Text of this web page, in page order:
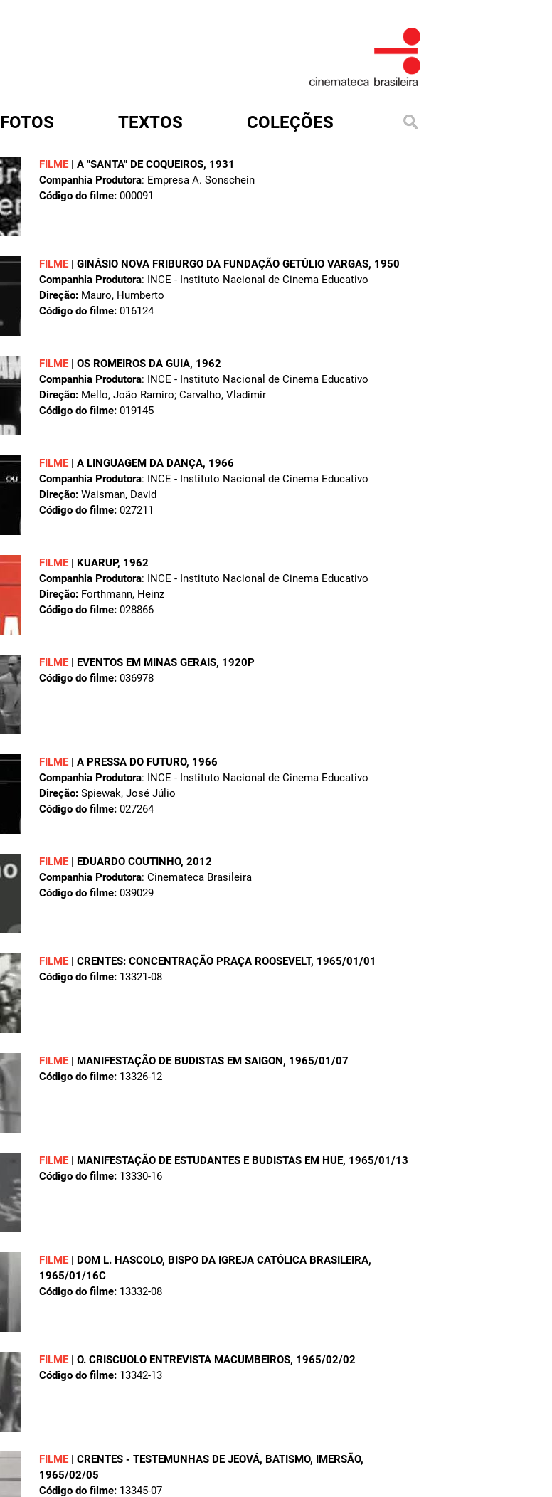
FOTOS TEXTOS COLEÇÕES
FILME | A "SANTA" DE COQUEIROS, 1931
Companhia Produtora: Empresa A. Sonschein
Código do filme: 000091
FILME | GINÁSIO NOVA FRIBURGO DA FUNDAÇÃO GETÚLIO VARGAS, 1950
Companhia Produtora: INCE - Instituto Nacional de Cinema Educativo
Direção: Mauro, Humberto
Código do filme: 016124
FILME | OS ROMEIROS DA GUIA, 1962
Companhia Produtora: INCE - Instituto Nacional de Cinema Educativo
Direção: Mello, João Ramiro; Carvalho, Vladimir
Código do filme: 019145
FILME | A LINGUAGEM DA DANÇA, 1966
Companhia Produtora: INCE - Instituto Nacional de Cinema Educativo
Direção: Waisman, David
Código do filme: 027211
FILME | KUARUP, 1962
Companhia Produtora: INCE - Instituto Nacional de Cinema Educativo
Direção: Forthmann, Heinz
Código do filme: 028866
FILME | EVENTOS EM MINAS GERAIS, 1920P
Código do filme: 036978
FILME | A PRESSA DO FUTURO, 1966
Companhia Produtora: INCE - Instituto Nacional de Cinema Educativo
Direção: Spiewak, José Júlio
Código do filme: 027264
FILME | EDUARDO COUTINHO, 2012
Companhia Produtora: Cinemateca Brasileira
Código do filme: 039029
FILME | CRENTES: CONCENTRAÇÃO PRAÇA ROOSEVELT, 1965/01/01
Código do filme: 13321-08
FILME | MANIFESTAÇÃO DE BUDISTAS EM SAIGON, 1965/01/07
Código do filme: 13326-12
FILME | MANIFESTAÇÃO DE ESTUDANTES E BUDISTAS EM HUE, 1965/01/13
Código do filme: 13330-16
FILME | DOM L. HASCOLO, BISPO DA IGREJA CATÓLICA BRASILEIRA,
1965/01/16C
Código do filme: 13332-08
FILME | O. CRISCUOLO ENTREVISTA MACUMBEIROS, 1965/02/02
Código do filme: 13342-13
FILME | CRENTES - TESTEMUNHAS DE JEOVÁ, BATISMO, IMERSÃO,
1965/02/05
Código do filme: 13345-07